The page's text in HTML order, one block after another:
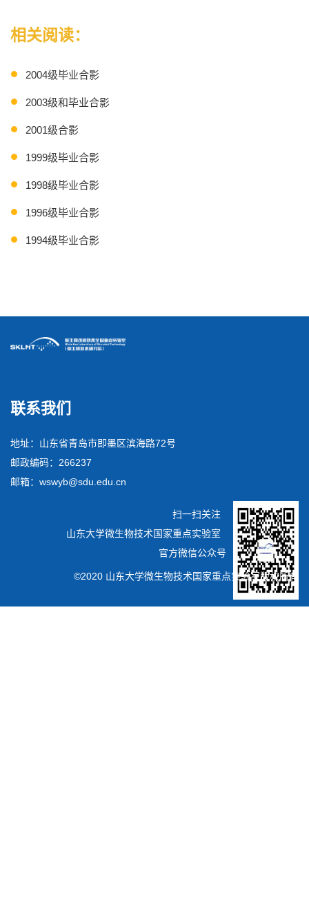
相关阅读：
2004级毕业合影
2003级和毕业合影
2001级合影
1999级毕业合影
1998级毕业合影
1996级毕业合影
1994级毕业合影
联系我们
地址：山东省青岛市即墨区滨海路72号
邮政编码：266237
邮箱：wswyb@sdu.edu.cn
扫一扫关注
山东大学微生物技术国家重点实验室
官方微信公众号
©2020 山东大学微生物技术国家重点实验室版权所有